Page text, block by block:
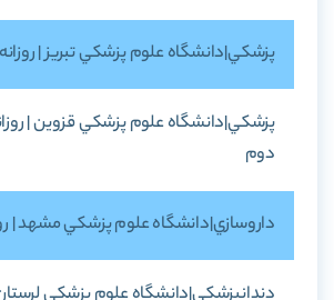
پزشکي|دانشگاه علوم پزشکي تبريز |
پزشکي|دانشگاه علوم پزشکي قزوين |
دوم
داروسازي|دانشگاه علوم پزشکي مشهد |